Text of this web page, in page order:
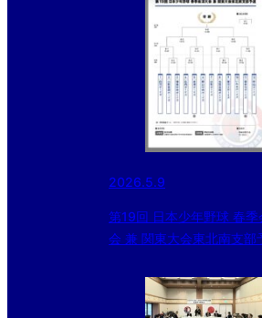
2026.5.9
第19回 日本少年野球 春季
会 兼 関東大会東北南支部